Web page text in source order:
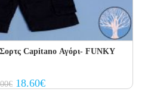
Capitano Αγόρι- FUNKY
€ Original
price
18.60€Current
price